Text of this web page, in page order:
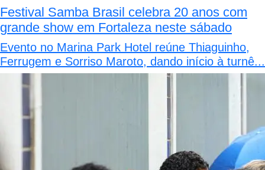
Festival Samba Brasil celebra 20 anos com
grande show em Fortaleza neste sábado
Evento no Marina Park Hotel reúne Thiaguinho,
Ferrugem e Sorriso Maroto, dando início à turnê...